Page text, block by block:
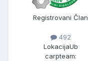
Registrovani Član
492
LokacijaUb
carpteam: